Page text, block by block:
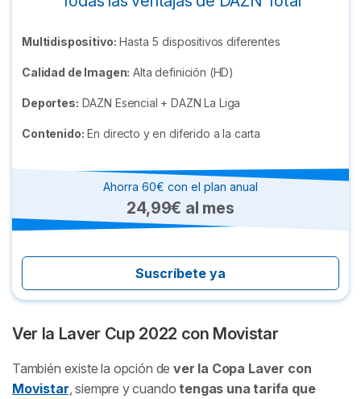
Multidispositivo: Hasta 5 dispositivos diferentes
Calidad de Imagen: Alta definición (HD)
Deportes: DAZN Esencial + DAZN La Liga
Contenido: En directo y en diferido a la carta
Ahorra 60€ con el plan anual
24,99€ al mes
Suscríbete ya
Ver la Laver Cup 2022 con Movistar
También existe la opción dever la Copa Laver con
Movistar , siempre y cuandotengas una tarifa que